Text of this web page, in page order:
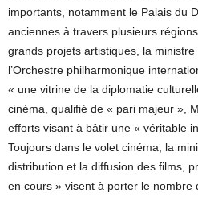
importants, notamment le Palais du
anciennes à travers plusieurs
grands projets artistiques, la
l’Orchestre philharmonique
« une vitrine de la diplomatie
cinéma, qualifié de « pari majeur »,
efforts visant à bâtir une « véritable
Toujours dans le volet cinéma, la
distribution et la diffusion des films,
en cours » visent à porter le nombre